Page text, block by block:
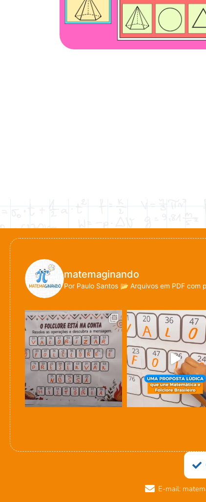
matemaginando
Por Paulo Santos 📂 Arquivos em PDF com
E-mail: